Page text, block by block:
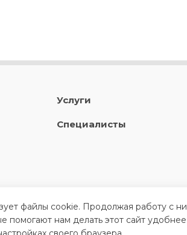
Услуги
Специалисты
файлы cookie. Продолжая работу с
помогают нам делать этот сайт